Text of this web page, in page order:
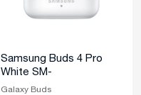
Samsung Buds 4 Pro
White SM-
R640NZWACIS
Galaxy Buds